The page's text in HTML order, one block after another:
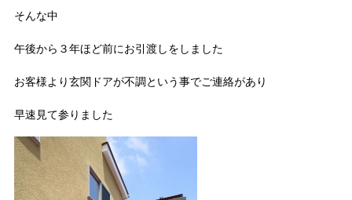
そんな中
午後から３年ほど前にお引渡しをしました
お客様より玄関ドアが不調という事でご連絡があり
早速見て参りました